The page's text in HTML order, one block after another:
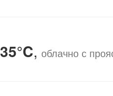
35°C, облачно с